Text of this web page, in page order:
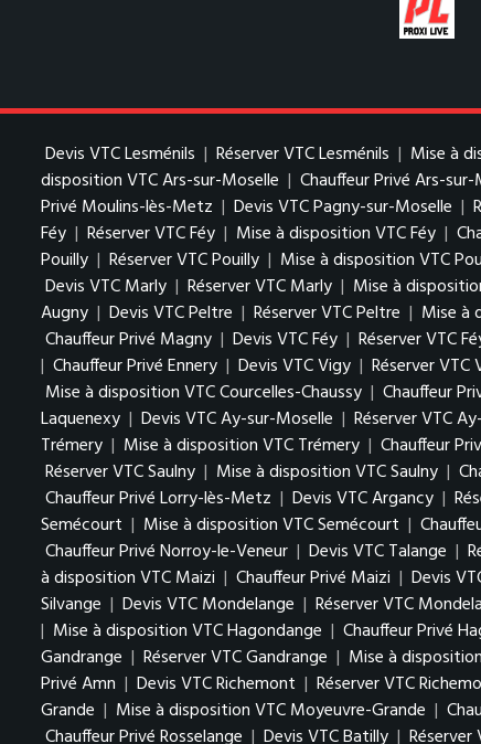
Devis VTC Lesménils | Réserver VTC Lesménils | Mise à
disposition VTC Ars-sur-Moselle | Chauffeur Privé Ars-sur-
Privé Moulins-lès-Metz | Devis VTC Pagny-sur-Moselle |
Féy | Réserver VTC Féy | Mise à disposition VTC Féy |
Pouilly | Réserver VTC Pouilly | Mise à disposition VTC
Devis VTC Marly | Réserver VTC Marly | Mise à
Augny | Devis VTC Peltre | Réserver VTC Peltre | Mise à
Chauffeur Privé Magny | Devis VTC Féy | Réserver VTC
| Chauffeur Privé Ennery | Devis VTC Vigy | Réserver VTC
Mise à disposition VTC Courcelles-Chaussy | Chauffeur
Laquenexy | Devis VTC Ay-sur-Moselle | Réserver VTC
Trémery | Mise à disposition VTC Trémery | Chauffeur
Réserver VTC Saulny | Mise à disposition VTC Saulny |
Chauffeur Privé Lorry-lès-Metz | Devis VTC Argancy |
Semécourt | Mise à disposition VTC Semécourt |
Chauffeur Privé Norroy-le-Veneur | Devis VTC Talange |
à disposition VTC Maizi | Chauffeur Privé Maizi | Devis
Silvange | Devis VTC Mondelange | Réserver VTC
| Mise à disposition VTC Hagondange | Chauffeur Privé
Gandrange | Réserver VTC Gandrange | Mise à
Privé Amn | Devis VTC Richemont | Réserver VTC
Grande | Mise à disposition VTC Moyeuvre-Grande |
Chauffeur Privé Rosselange | Devis VTC Batilly | Réserver